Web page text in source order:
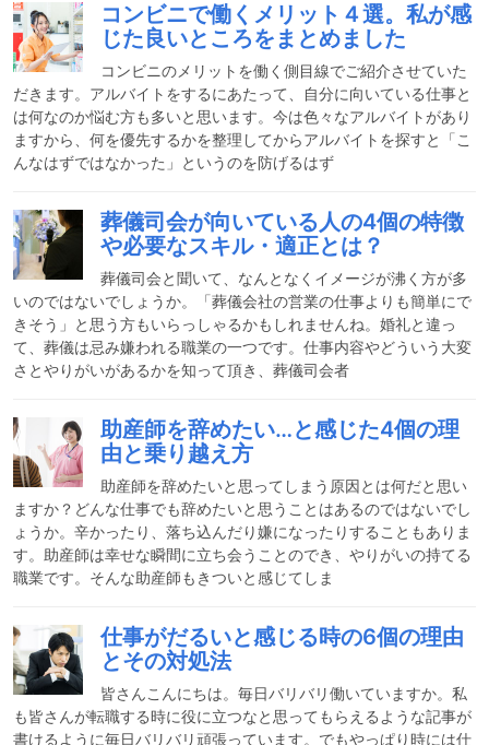
コンビニで働くメリット４選。私が感
じた良いところをまとめました
コンビニのメリットを働く側目線でご紹介させていた
だきます。アルバイトをするにあたって、自分に向いている仕事と
は何なのか悩む方も多いと思います。今は色々なアルバイトがあり
ますから、何を優先するかを整理してからアルバイトを探すと「こ
んなはずではなかった」というのを防げるはず
葬儀司会が向いている人の4個の特徴
や必要なスキル・適正とは？
葬儀司会と聞いて、なんとなくイメージが沸く方が多
いのではないでしょうか。「葬儀会社の営業の仕事よりも簡単にで
きそう」と思う方もいらっしゃるかもしれませんね。婚礼と違っ
て、葬儀は忌み嫌われる職業の一つです。仕事内容やどういう大変
さとやりがいがあるかを知って頂き、葬儀司会者
助産師を辞めたい…と感じた4個の理
由と乗り越え方
助産師を辞めたいと思ってしまう原因とは何だと思い
ますか？どんな仕事でも辞めたいと思うことはあるのではないでし
ょうか。辛かったり、落ち込んだり嫌になったりすることもありま
す。助産師は幸せな瞬間に立ち会うことのでき、やりがいの持てる
職業です。そんな助産師もきついと感じてしま
仕事がだるいと感じる時の6個の理由
とその対処法
皆さんこんにちは。毎日バリバリ働いていますか。私
も皆さんが転職する時に役に立つなと思ってもらえるような記事が
書けるように毎日バリバリ頑張っています。でもやっぱり時には仕